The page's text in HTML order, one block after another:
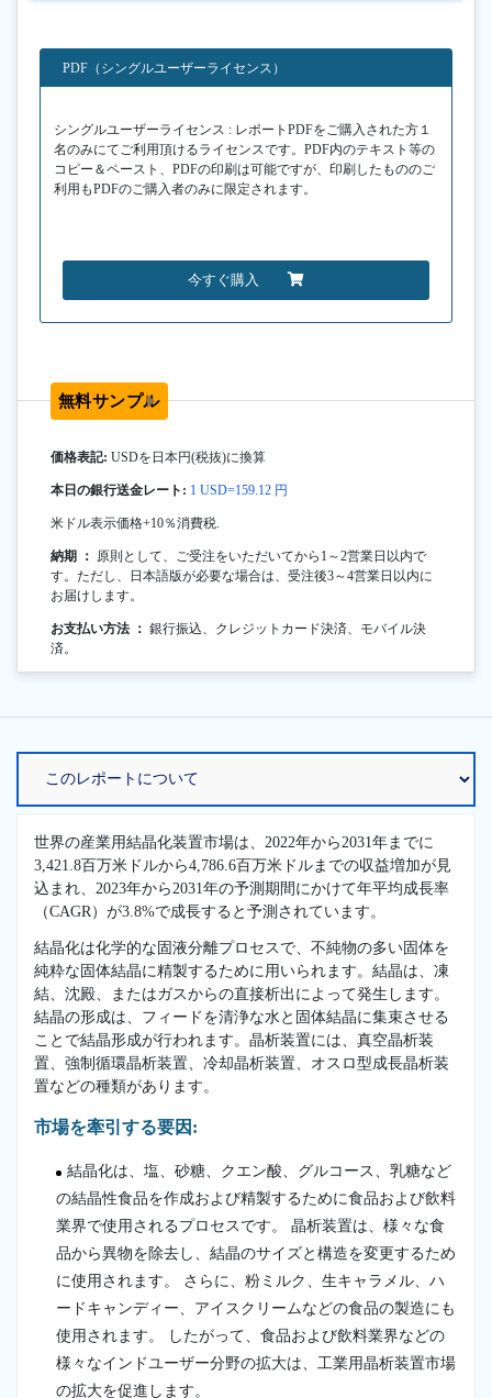
PDF（シングルユーザーライセンス）
シングルユーザーライセンス : レポートPDFをご購入された方１
名のみにてご利用頂けるライセンスです。PDF内のテキスト等の
コピー＆ペースト、PDFの印刷は可能ですが、印刷したもののご
利用もPDFのご購入者のみに限定されます。
今すぐ購入
無料サンプル
価格表記: USDを日本円(税抜)に換算
本日の銀行送金レート: 1 USD=159.12 円
米ドル表示価格+10％消費税.
納期 ： 原則として、ご受注をいただいてから1～2営業日以内で
す。ただし、日本語版が必要な場合は、受注後3～4営業日以内に
お届けします。
お支払い方法 ： 銀行振込、クレジットカード決済、モバイル決
済。
世界の産業用結晶化装置市場は、2022年から2031年までに
3,421.8百万米ドルから4,786.6百万米ドルまでの収益増加が見
込まれ、2023年から2031年の予測期間にかけて年平均成長率
（CAGR）が3.8%で成長すると予測されています。
結晶化は化学的な固液分離プロセスで、不純物の多い固体を
純粋な固体結晶に精製するために用いられます。結晶は、凍
結、沈殿、またはガスからの直接析出によって発生します。
結晶の形成は、フィードを清浄な水と固体結晶に集束させる
ことで結晶形成が行われます。晶析装置には、真空晶析装
置、強制循環晶析装置、冷却晶析装置、オスロ型成長晶析装
置などの種類があります。
市場を牽引する要因:
結晶化は、塩、砂糖、クエン酸、グルコース、乳糖など
の結晶性食品を作成および精製するために食品および飲料
業界で使用されるプロセスです。 晶析装置は、様々な食
品から異物を除去し、結晶のサイズと構造を変更するため
に使用されます。 さらに、粉ミルク、生キャラメル、ハ
ードキャンディー、アイスクリームなどの食品の製造にも
使用されます。 したがって、食品および飲料業界などの
様々なインドユーザー分野の拡大は、工業用晶析装置市場
の拡大を促進します。